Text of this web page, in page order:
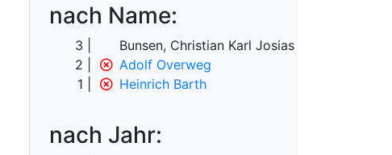
nach Name:
3
Bunsen, Christian Karl Josias von
2
Adolf Overweg
1
Heinrich Barth
nach Jahr: